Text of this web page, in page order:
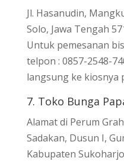
Jl. Hasanudin,
Solo, Jawa Tengah
Untuk pemesanan
telpon : 0857-2548-
langsung ke kiosnya
7. Toko Bunga
Alamat di Perum
Sadakan, Dusun I,
Kabupaten